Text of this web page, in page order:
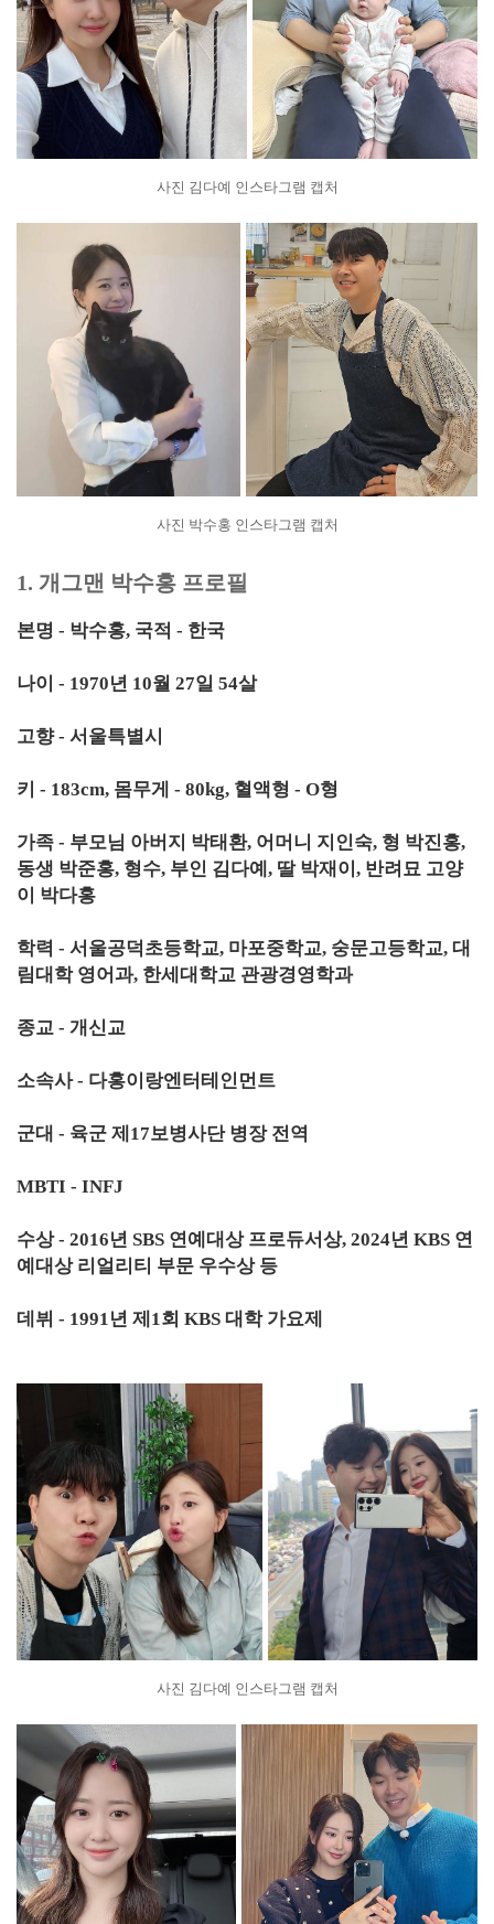
사진 김다예 인스타그램 캡처
사진 박수홍 인스타그램 캡처
1. 개그맨 박수홍 프로필
본명 - 박수홍, 국적 - 한국
나이 - 1970년 10월 27일 54살
고향 - 서울특별시
키 - 183cm, 몸무게 - 80kg, 혈액형 - O형
가족 - 부모님 아버지 박태환, 어머니 지인숙, 형 박진홍,
동생 박준홍, 형수, 부인 김다예, 딸 박재이, 반려묘 고양
이 박다홍
학력 - 서울공덕초등학교, 마포중학교, 숭문고등학교, 대
림대학 영어과, 한세대학교 관광경영학과
종교 - 개신교
소속사 - 다홍이랑엔터테인먼트
군대 - 육군 제17보병사단 병장 전역
MBTI - INFJ
수상 - 2016년 SBS 연예대상 프로듀서상, 2024년 KBS 연
예대상 리얼리티 부문 우수상 등
데뷔 - 1991년 제1회 KBS 대학 가요제
사진 김다예 인스타그램 캡처